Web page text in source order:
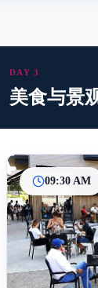
DAY 3
美食与景
09:30 AM